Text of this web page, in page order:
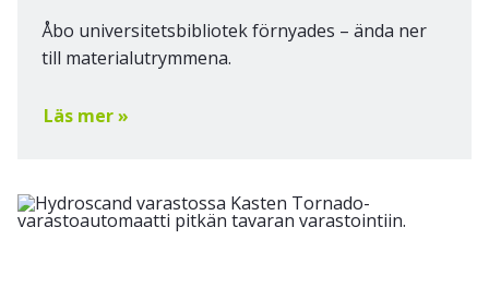
Åbo universitetsbibliotek förnyades – ända ner
till materialutrymmena.
Läs mer »